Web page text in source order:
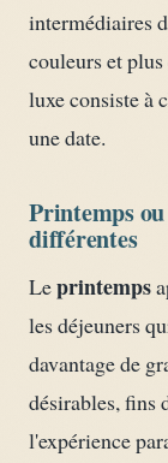
intermédiaires
couleurs et
luxe consiste à
une date.
Printemps
différentes
Leprintemps
les déjeuners
davantage de
désirables, fins
l'expérience